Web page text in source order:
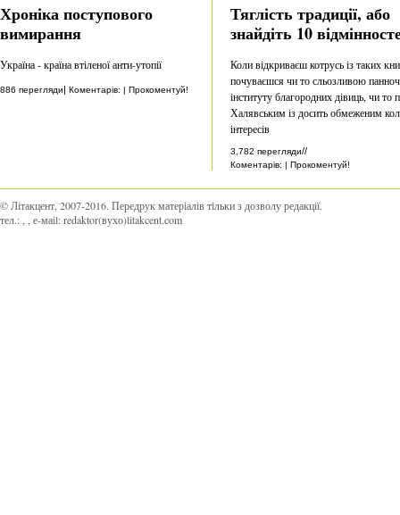
Хроніка поступового
вимирання
Україна - країна втіленої анти-утопії
886 перегляди| Коментарів: | Прокоментуй!
Тяглість традиції, або
знайдіть 10
Коли відкриваєш котрусь із таких
почуваєшся чи то сльозливою
інституту благородних дівиць, чи то
Халявським із досить обмеженим
інтересів
3,782 перегляди//
Коментарів: | Прокоментуй!
© Літакцент, 2007-2016. Передрук матеріалів тільки з дозволу редакції.
тел.:
, е-маіl:redaktor(вухо)litakcent.com